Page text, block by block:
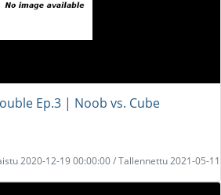
Ep.3 | Noob vs. Cube
2020-12-19 00:00:00 / Tallennettu 2021-05-11